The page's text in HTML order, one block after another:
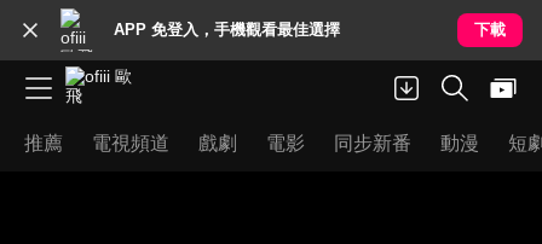
APP 免登入，手機觀看最佳選擇 下載
推薦 電視頻道 戲劇 電影 同步新番 動漫 短